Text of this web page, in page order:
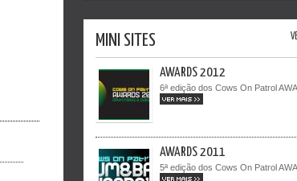
MINI SITES
AWARDS 2012
6ª edição dos Cows On Patrol
VER MAIS >>
AWARDS 2011
5ª edição dos Cows On Patrol
VER MAIS >>